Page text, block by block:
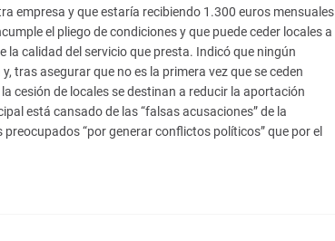
empresa y que estaría recibiendo 1.300 euros mensuales
el pliego de condiciones y que puede ceder locales a
calidad del servicio que presta. Indicó que ningún
tras asegurar que no es la primera vez que se ceden
cesión de locales se destinan a reducir la aportación
está cansado de las “falsas acusaciones” de la
“por generar conflictos políticos” que por el